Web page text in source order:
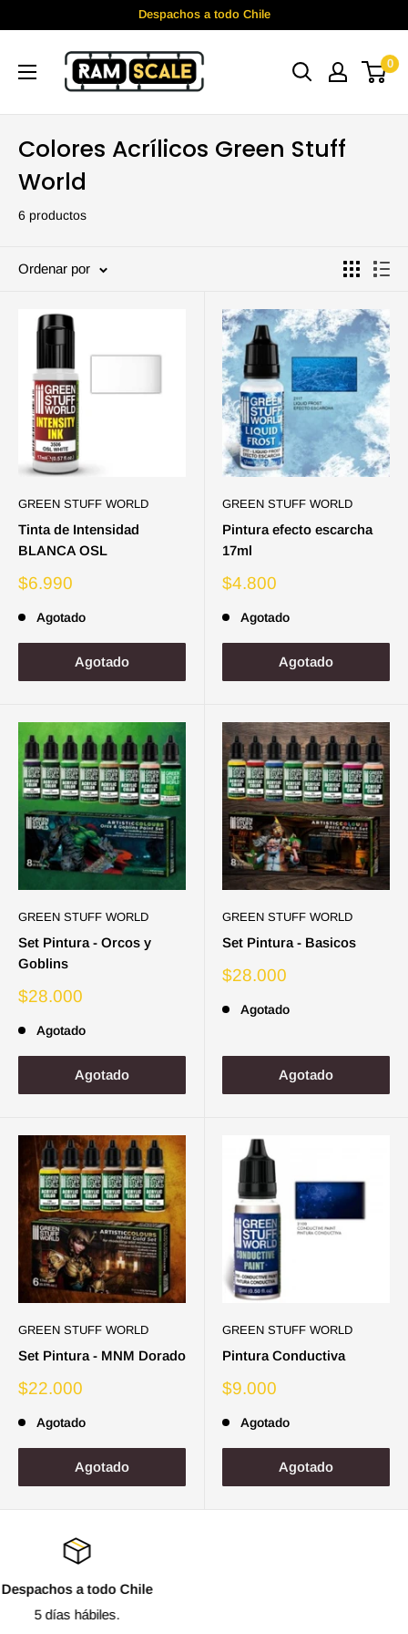
Despachos a todo Chile
Ramscale
0
Colores Acrílicos Green Stuff
World
6 productos
Ordenar por
GREEN STUFF WORLD
Tinta de Intensidad
BLANCA OSL
Precio
venta
$6.990
Agotado
Agotado
GREEN STUFF WORLD
Pintura efecto escarcha
17ml
Precio
venta
$4.800
Agotado
Agotado
GREEN STUFF WORLD
Set Pintura - Orcos y
Goblins
Precio
venta
$28.000
Agotado
Agotado
GREEN STUFF WORLD
Set Pintura - Basicos
Precio
venta
$28.000
Agotado
Agotado
GREEN STUFF WORLD
Set Pintura - MNM Dorado
Precio
venta
$22.000
Agotado
Agotado
GREEN STUFF WORLD
Pintura Conductiva
Precio
venta
$9.000
Agotado
Agotado